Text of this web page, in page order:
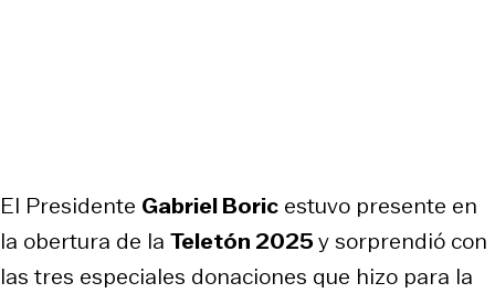
El Presidente Gabriel Boric estuvo presente en
la obertura de la Teletón 2025y sorprendió con
las tres especiales donaciones que hizo para la